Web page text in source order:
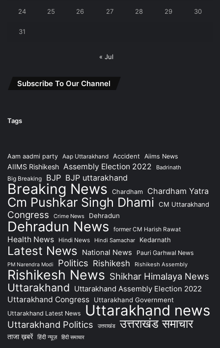
24 25 26 27 28 29 30
31
« Jul
Subscribe To Our Channel
Tags
Aam aadmi party Aap Uttarakhand Accident Aiims News
AIIMS Rishikesh Assembly Election 2022 Badrinath
Big Breaking BJP BJP uttarakhand
Breaking News Chardham Chardham Yatra
Cm Pushkar Singh Dhami CM Uttarakhand
Congress Crime News Dehradun
Dehradun News former CM Harish Rawat
Health News Hindi News Hindi Samachar Kedarnath
Latest News National News Pauri Garhwal News
PM Narendra Modi Politics Rishikesh Rishikesh Assembly
Rishikesh News Shikhar Himalaya News
Uttarakhand Uttarakhand Assembly Election 2022
Uttarakhand Congress
Uttarakhand Government
Uttarakhand Latest News Uttarakhand news
Uttarakhand Politics उत्तराखंड उत्तराखंड समाचार
ताजा ख़बरें हिंदी न्यूज़ हिंदी समाचार